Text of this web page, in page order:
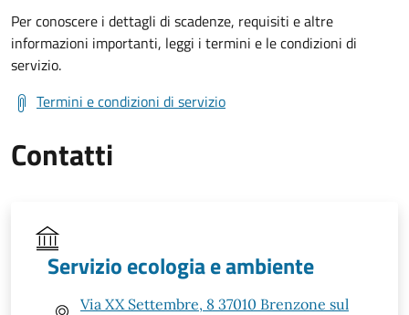
Per conoscere i dettagli di scadenze, requisiti e altre
informazioni importanti, leggi i termini e le condizioni di
servizio.
Termini e condizioni di servizio
Contatti
Servizio ecologia e ambiente
Via XX Settembre, 8 37010 Brenzone sul